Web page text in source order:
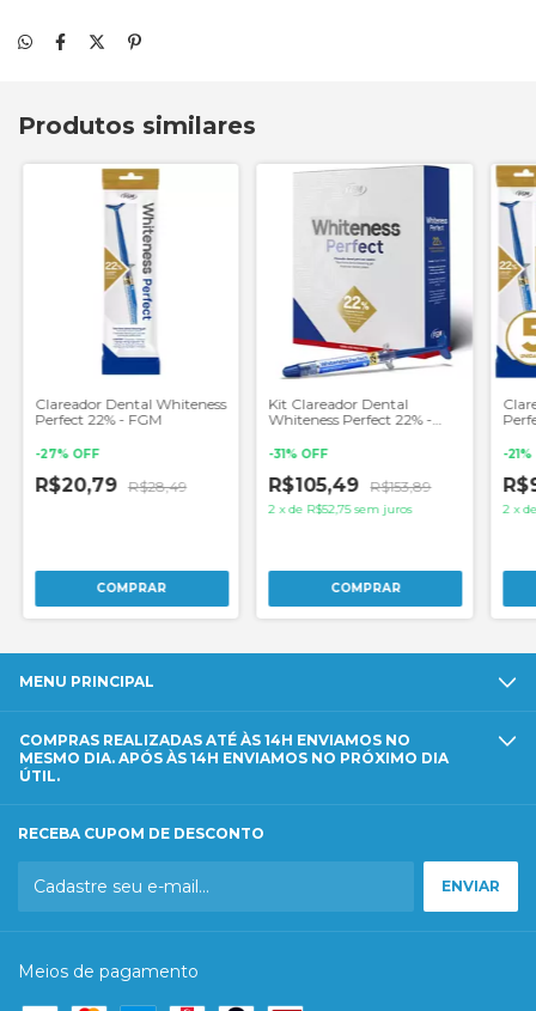
Produtos similares
Clareador Dental Whiteness
Perfect 22% - FGM
-27% OFF
R$20,79 R$28,49
Kit Clareador Dental
Whiteness Perfect 22% -
-31% OFF
R$105,49 R$153,89
2 xde R$52,75 sem juros
-21%
2 x
MENU PRINCIPAL
COMPRAS REALIZADAS ATÉ ÀS 14H ENVIAMOS NO
MESMO DIA. APÓS ÀS 14H ENVIAMOS NO PRÓXIMO DIA
ÚTIL.
RECEBA CUPOM DE DESCONTO
Meios de pagamento